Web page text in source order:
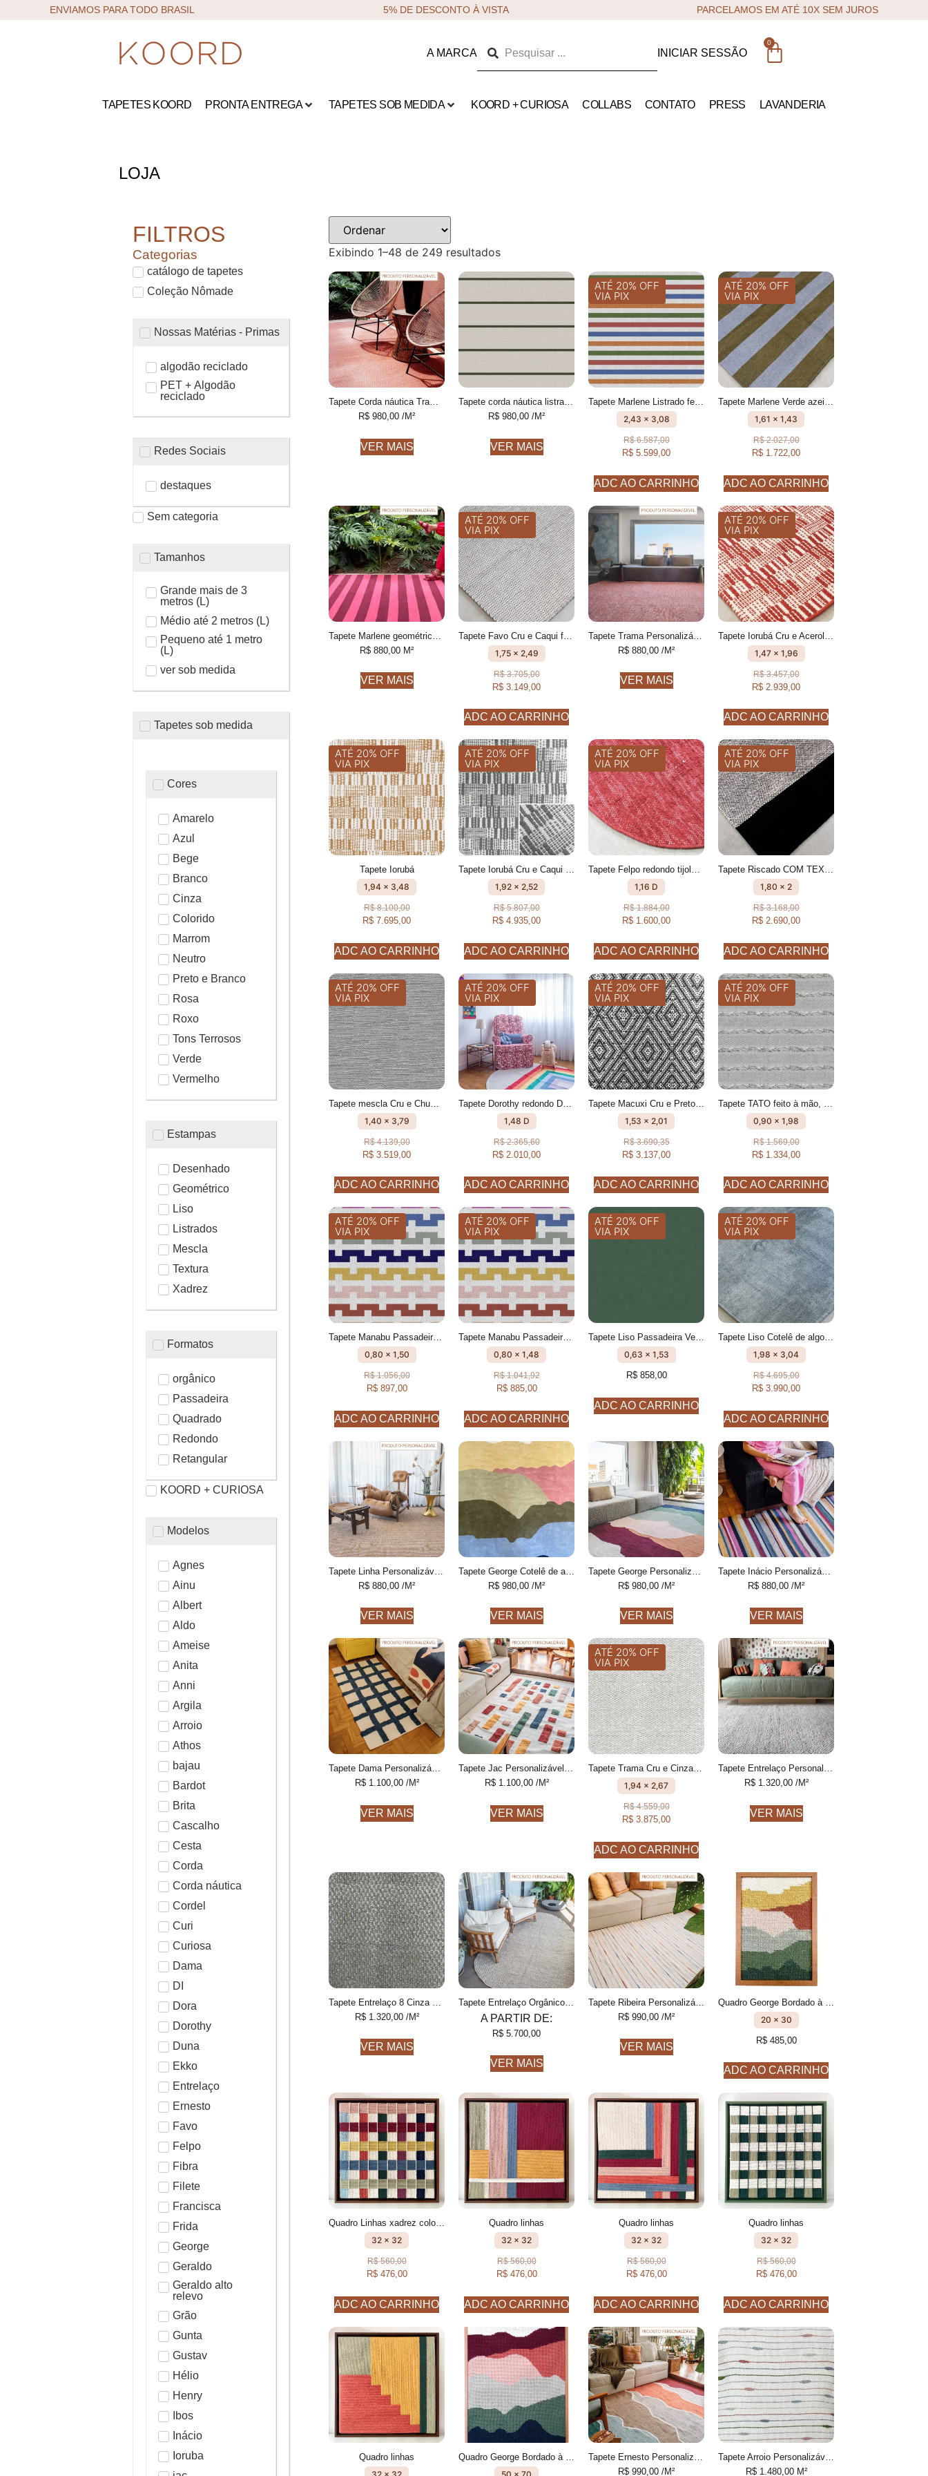
ENVIAMOS PARA TODO BRASIL 5% DE DESCONTO À VISTA PARCELAMOS EM ATÉ 10X SEM JUROS
A MARCA INICIAR SESSÃO
0
TAPETES KOORD PRONTA ENTREGA TAPETES SOB MEDIDA KOORD + CURIOSA COLLABS CONTATO PRESS LAVANDERIA
LOJA
FILTROS
Categorias
catálogo de tapetes
Coleção Nômade
Nossas Matérias - Primas
algodão reciclado
PET + Algodão
reciclado
Redes Sociais
destaques
Sem categoria
Tamanhos
Grande mais de 3
metros (L)
Médio até 2 metros (L)
Pequeno até 1 metro
(L)
ver sob medida
Tapetes sob medida
Cores
Amarelo
Azul
Bege
Branco
Cinza
Colorido
Marrom
Neutro
Preto e Branco
Rosa
Roxo
Tons Terrosos
Verde
Vermelho
Estampas
Desenhado
Geométrico
Liso
Listrados
Mescla
Textura
Xadrez
Formatos
orgânico
Passadeira
Quadrado
Redondo
Retangular
KOORD + CURIOSA
Modelos
Agnes
Ainu
Albert
Aldo
Ameise
Anita
Anni
Argila
Arroio
Athos
bajau
Bardot
Brita
Cascalho
Cesta
Corda
Corda náutica
Cordel
Curi
Curiosa
Dama
DI
Dora
Dorothy
Duna
Ekko
Entrelaço
Ernesto
Favo
Felpo
Fibra
Filete
Francisca
Frida
George
Geraldo
Geraldo alto
relevo
Grão
Gunta
Gustav
Hélio
Henry
Ibos
Inácio
Ioruba
Exibindo 1–48 de 249 resultados
Tapete Corda náutica Trama Personalizável feito à mão
R$ 980,00 /M²
VER MAIS
Tapete corda náutica listrado Personalizável feito à mão
R$ 980,00 /M²
VER MAIS
ATÉ 20% OFF
VIA PIX
Tapete Marlene Listrado feito à mão, 100% algodão reciclado
2,43 x 3,08
R$6.587,00
R$ 5.599,00
ADC AO CARRINHO
ATÉ 20% OFF
VIA PIX
Tapete Marlene Verde azeitona e Azul Celeste Listrado feito à mão, 100% algodão reciclado
1,61 x 1,43
R$2.027,00
R$ 1.722,00
ADC AO CARRINHO
R$ 880,00 M²
VER MAIS
ATÉ 20% OFF
VIA PIX
1,75 x 2,49
R$3.705,00
R$ 3.149,00
ADC AO CARRINHO
R$ 880,00 /M²
VER MAIS
ATÉ 20% OFF
VIA PIX
1,47 x 1,96
R$3.457,00
R$ 2.939,00
ADC AO CARRINHO
ATÉ 20% OFF
VIA PIX
Tapete Iorubá
1,94 x 3,48
R$8.100,00
R$ 7.695,00
ADC AO CARRINHO
ATÉ 20% OFF
VIA PIX
Tapete Iorubá Cru e Caqui geométrico feito à mão, 100% algodão reciclado
1,92 x 2,52
R$5.807,00
R$ 4.935,00
ADC AO CARRINHO
ATÉ 20% OFF
VIA PIX
Tapete Felpo redondo tijolo Fios peludos feito à mão, 100% algodão reciclado
1,16 D
R$1.884,00
R$ 1.600,00
ADC AO CARRINHO
ATÉ 20% OFF
VIA PIX
Tapete Riscado COM TEXTURA FEITO À MÃO, 100% ALGODÃO RECICLADO
1,80 x 2
R$3.168,00
R$ 2.690,00
ADC AO CARRINHO
ATÉ 20% OFF
VIA PIX
1,40 x 3,79
R$4.139,00
R$ 3.519,00
ADC AO CARRINHO
ATÉ 20% OFF
VIA PIX
1,48 D
R$2.365,60
R$ 2.010,00
ADC AO CARRINHO
ATÉ 20% OFF
VIA PIX
1,53 x 2,01
R$3.690,35
R$ 3.137,00
ADC AO CARRINHO
ATÉ 20% OFF
VIA PIX
0,90 x 1,98
R$1.569,00
R$ 1.334,00
ADC AO CARRINHO
ATÉ 20% OFF
VIA PIX
Tapete Manabu Passadeira Geométrico feito à mão, 100% algodão reciclado
0,80 x 1,50
R$1.056,00
R$897,00
ADC AO CARRINHO
ATÉ 20% OFF
VIA PIX
Tapete Manabu Passadeira Geométrico feito à mão, 100% algodão reciclado
0,80 x 1,48
R$1.041,92
R$885,00
ADC AO CARRINHO
ATÉ 20% OFF
VIA PIX
Tapete Liso Passadeira Verde Militar feito à mão, 100% algodão reciclado
0,63 x 1,53
R$858,00
ADC AO CARRINHO
ATÉ 20% OFF
VIA PIX
Tapete Liso Cotelê de algodão Anis feito à mão
1,98 x 3,04
R$4.695,00
R$ 3.990,00
ADC AO CARRINHO
R$ 880,00 /M²
VER MAIS
R$ 980,00 /M²
VER MAIS
R$ 980,00 /M²
VER MAIS
R$ 880,00 /M²
VER MAIS
Tapete Dama Personalizável Xadrez feito à mão, 100% algodão reciclado
R$1.100,00/M²
VER MAIS
Tapete Jac Personalizável Geométrico colorido feito à mão
R$1.100,00/M²
VER MAIS
ATÉ 20% OFF
VIA PIX
Tapete Trama Cru e Cinza Com textura feito à mão, 100% algodão reciclado
1,94 x 2,67
R$4.559,00
R$ 3.875,00
ADC AO CARRINHO
Tapete Entrelaço Personalizável Finas feito à mão, COM FIOS DE PET E ALGODÃO RECICLADO
R$1.320,00/M²
VER MAIS
R$1.320,00/M²
VER MAIS
A PARTIR DE:
R$ 5.700,00
VER MAIS
R$ 990,00 /M²
VER MAIS
20 x 30
R$485,00
ADC AO CARRINHO
Quadro Linhas xadrez colorido
32 x 32
R$560,00
R$476,00
ADC AO CARRINHO
Quadro linhas
32 x 32
R$560,00
R$476,00
ADC AO CARRINHO
Quadro linhas
32 x 32
R$560,00
R$476,00
ADC AO CARRINHO
Quadro linhas
32 x 32
R$560,00
R$476,00
ADC AO CARRINHO
Quadro linhas
32 x 32
50 x 70
R$ 990,00 /M²
R$1.480,00M²